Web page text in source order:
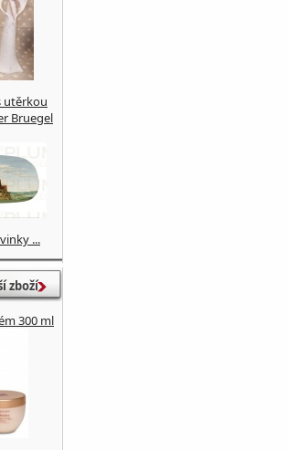
utěrkou
Bruegel
...
zboží
300 ml